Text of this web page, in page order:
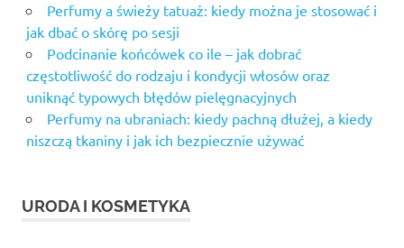
Perfumy a świeży tatuaż: kiedy można je stosować i
jak dbać o skórę po sesji
Podcinanie końcówek co ile – jak dobrać
częstotliwość do rodzaju i kondycji włosów oraz
uniknąć typowych błędów pielęgnacyjnych
Perfumy na ubraniach: kiedy pachną dłużej, a kiedy
niszczą tkaniny i jak ich bezpiecznie używać
URODA I KOSMETYKA